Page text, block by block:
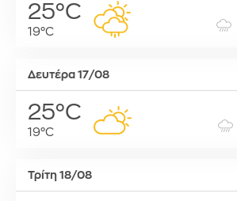
25°C
19°C
Δευτέρα 17/08
25°C
19°C
Τρίτη 18/08